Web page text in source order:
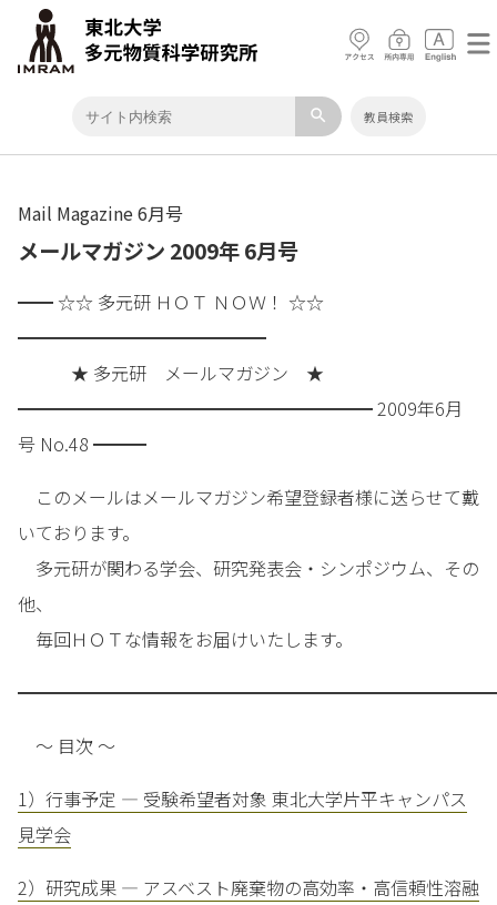
search 教員検索
Mail Magazine 6月号
メールマガジン 2009年 6月号
━━ ☆☆ 多元研 ＨＯＴ ＮＯＷ！ ☆☆
━━━━━━━━━━━━━━
★ 多元研 メールマガジン ★
━━━━━━━━━━━━━━━━━━━━ 2009年6月
号 No.48 ━━━
このメールはメールマガジン希望登録者様に送らせて戴
いております。
多元研が関わる学会、研究発表会・シンポジウム、その
他、
毎回ＨＯＴな情報をお届けいたします。
～ 目次 ～
1）行事予定 — 受験希望者対象 東北大学片平キャンパス
見学会
2）研究成果 — アスベスト廃棄物の高効率・高信頼性溶融